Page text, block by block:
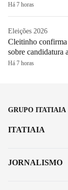
Há 7 horas
Eleições 2026
Cleitinho confirma
sobre candidatura
Há 7 horas
GRUPO ITATIAIA
ITATIAIA
JORNALISMO